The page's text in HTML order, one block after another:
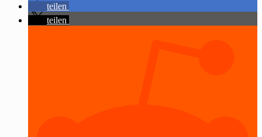
teilen
teilen